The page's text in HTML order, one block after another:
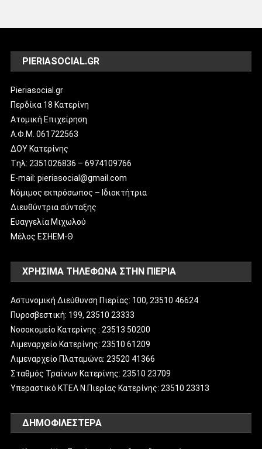
PIERIASOCIAL.GR
Pieriasocial.gr
Περδίκα 18 Κατερίνη
Ατομική Επιχείρηση
Α.Φ.Μ. 061722563
ΔΟΥ Κατερίνης
Tηλ: 2351026836 – 6974109766
E-mail: pieriasocial@gmail.com
Νόμιμος εκπρόσωπος – Ιδιοκτήτρια
Διευθύντρια σύνταξης
Ευαγγελία Μιχωλού
Μέλος ΕΣΗΕΜ-Θ
ΧΡΗΣΙΜΑ ΤΗΛΕΦΩΝΑ ΣΤΗΝ ΠΙΕΡΙΑ
Αστυνομική Διεύθυνση Πιερίας: 100, 23510 46624
Πυροσβεστική: 199, 23510 23333
Νοσοκομείο Κατερίνης : 23513 50200
Λιμεναρχείο Κατερίνης: 23510 61209
Λιμεναρχείο Πλαταμώνα: 23520 41366
Σταθμός Τραίνων Κατερίνης: 23510 23709
Υπεραστικό ΚΤΕΛ Ν.Πιερίας Κατερίνης: 23510 23313
ΔΗΜΟΦΙΛΈΣΤΕΡΑ